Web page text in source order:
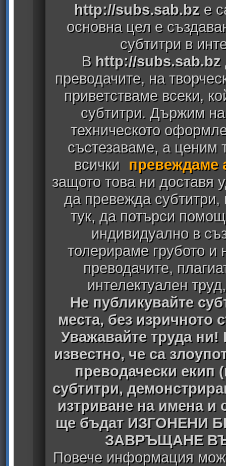
http://subs.sab.bz е
основна цел е
субтитри в
В http://subs.sab.bz
преводачите, на
приветстваме всеки,
субтитри. Държим
техническото
състезаваме, а ценим
всички
превеждаме
защото това ни доставя
да превежда
тук, да потърси
индивидуално в
толерираме грубото
преводачите,
интелектуален
Не публикувайте
места, без изричното
Уважавайте труда ни!
известно, че са
преводачески екип
субтитри,
изтриване на имена
ще бъдат ИЗГОНЕНИ
ЗАВРЪЩАНЕ
Повече информация